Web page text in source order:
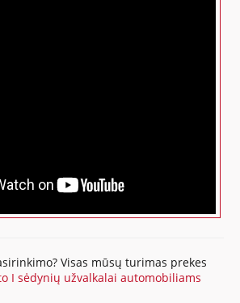
Visas mūsų turimas prekes
I sėdynių užvalkalai automobiliams